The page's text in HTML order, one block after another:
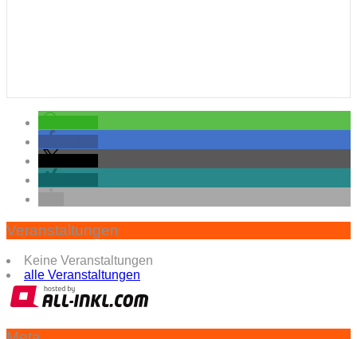
Veranstaltungen
Keine Veranstaltungen
alle Veranstaltungen